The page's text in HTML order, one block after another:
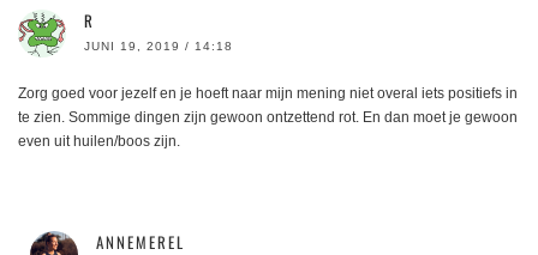
R
JUNI 19, 2019 / 14:18
Zorg goed voor jezelf en je hoeft naar mijn mening niet overal iets positiefs in
te zien. Sommige dingen zijn gewoon ontzettend rot. En dan moet je gewoon
even uit huilen/boos zijn.
ANNEMEREL